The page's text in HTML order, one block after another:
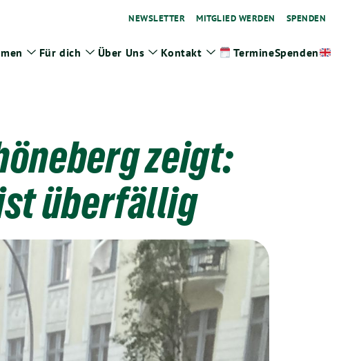
NEWSLETTER MITGLIED WERDEN SPENDEN
Zeige
Für dich
Zeige
Über Uns Zeige
Kontakt ZeigeTermineSpenden
zeigt:
überfällig